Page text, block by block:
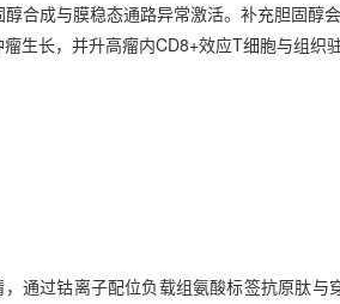
合成与膜稳态通路异常激活。补充胆固醇
生长，并升高瘤内CD8+效应T细胞与组织
通过钴离子配位负载组氨酸标签抗原肽与